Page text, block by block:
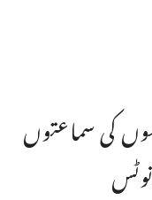
کی سماعتوں